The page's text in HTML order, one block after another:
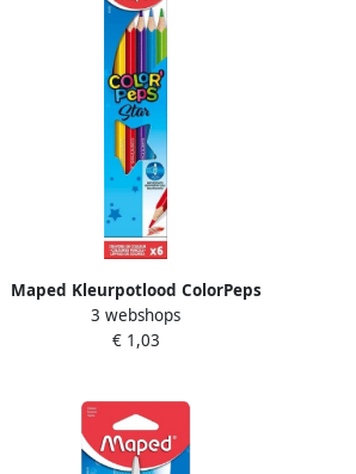
Maped Kleurpotlood ColorPeps
Star set Ã 6 kleuren
3 webshops
€ 1,03